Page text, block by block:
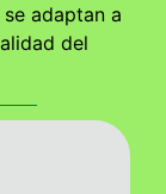
adaptan a
del